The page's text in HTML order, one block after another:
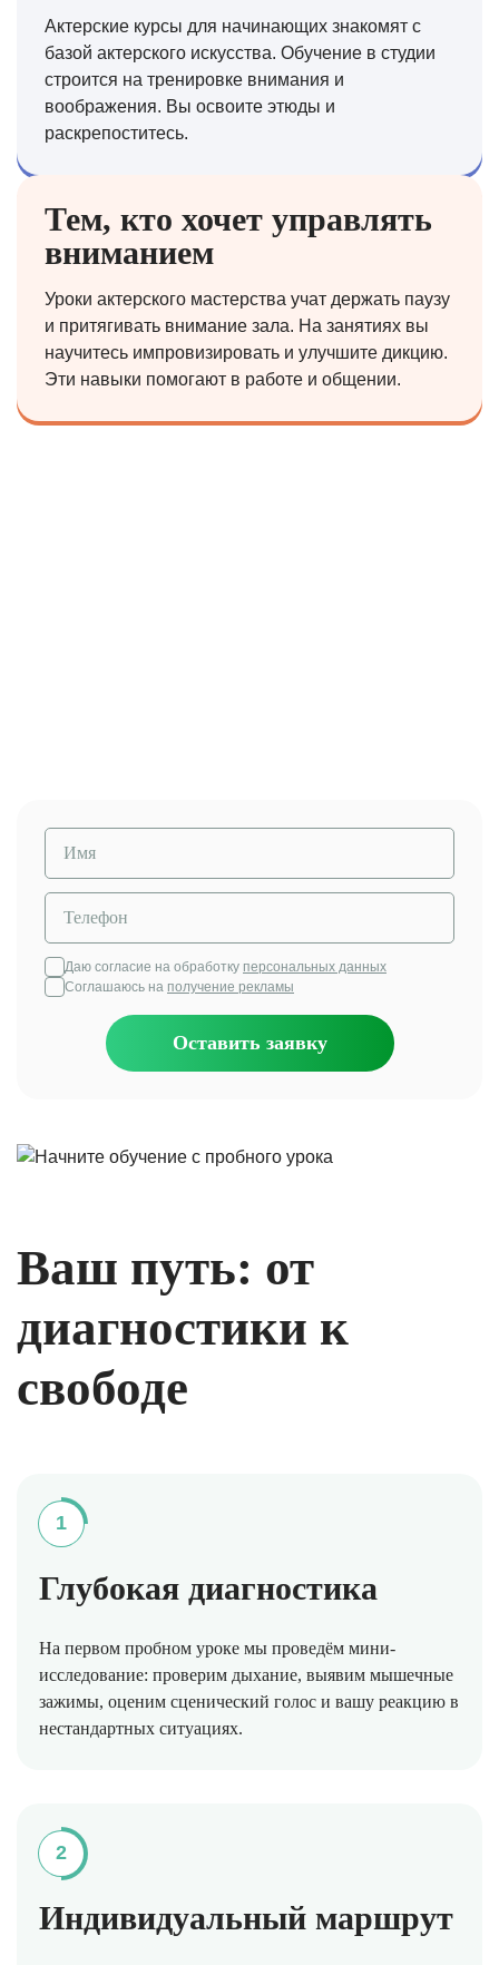
Актерские курсы для начинающих знакомят с
базой актерского искусства. Обучение в студии
строится на тренировке внимания и
воображения. Вы освоите этюды и
раскрепоститесь.
Тем, кто хочет управлять
вниманием
Уроки актерского мастерства учат держать паузу
и притягивать внимание зала. На занятиях вы
научитесь импровизировать и улучшите дикцию.
Эти навыки помогают в работе и общении.
Даю согласие на обработку персональных данных
Соглашаюсь на получение рекламы
Оставить заявку
Ваш путь: от
диагностики к
свободе
1
Глубокая диагностика
На первом пробном уроке мы проведём мини-
исследование: проверим дыхание, выявим мышечные
зажимы, оценим сценический голос и вашу реакцию в
нестандартных ситуациях.
2
Индивидуальный маршрут